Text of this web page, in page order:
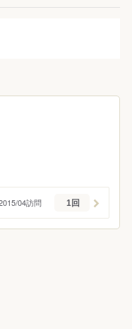
・国立
04訪問 1回